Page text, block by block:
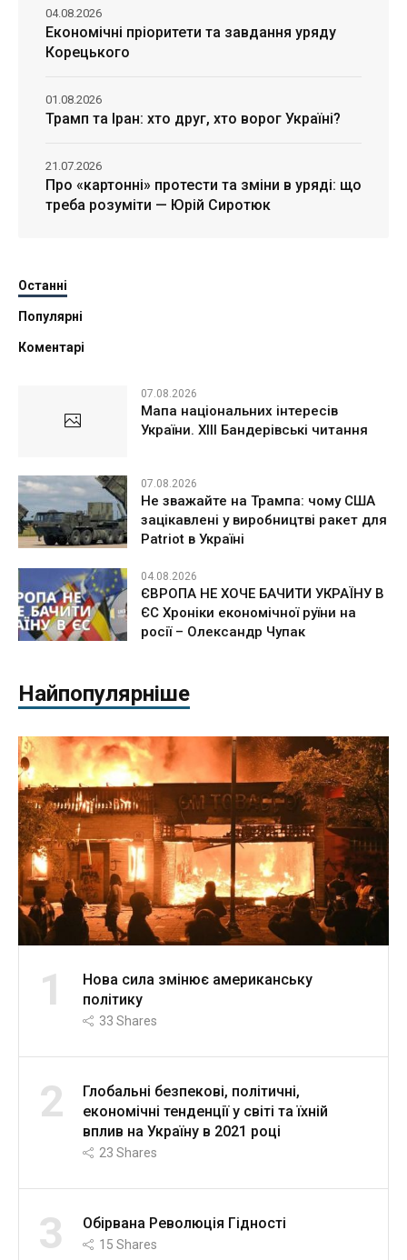
Економічні пріоритети та завдання уряду
Корецького
04.08.2026
Трамп та Іран: хто друг, хто ворог Україні?
01.08.2026
Про «картонні» протести та зміни в уряді: що
треба розуміти — Юрій Сиротюк
21.07.2026
Останні
Популярні
Коментарі
07.08.2026
Мапа національних інтересів
України. ХІІІ Бандерівські читання
07.08.2026
Не зважайте на Трампа: чому США
зацікавлені у виробництві ракет для
Patriot в Україні
04.08.2026
ЄВРОПА НЕ ХОЧЕ БАЧИТИ УКРАЇНУ В
ЄС Хроніки економічної руїни на
росії – Олександр Чупак
Найпопулярніше
1
Нова сила змінює американську
політику
33 Shares
2
Глобальні безпекові, політичні,
економічні тенденції у світі та їхній
вплив на Україну в 2021 році
23 Shares
3 Обірвана Революція Гідності
15 Shares